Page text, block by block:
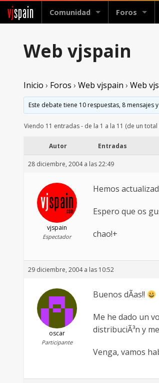
vjspain Comunidad Foros
Web vjspain
Inicio › Foros › Web vjspain › Web
Este debate tiene 10 respuestas, 8 mensajes
Viendo 11 entradas - de la 1 a la 11 (de un total
Autor Entradas
28 diciembre, 2004 a las 22:49
vjspain
Espectador
Hemos
Espero que os
chao!+
29 diciembre, 2004 a las 10:52
oscar
Participante
Buenos dÃ­as!!
Me he dado un
distribuciÃ³n y
Venga, vamos